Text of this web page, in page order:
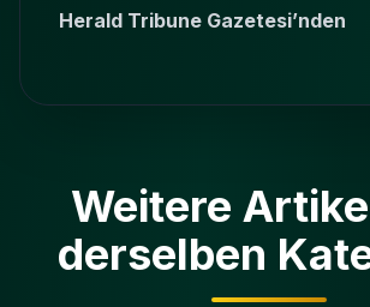
Herald Tribune Gazetesi’nden
Weitere
derselben